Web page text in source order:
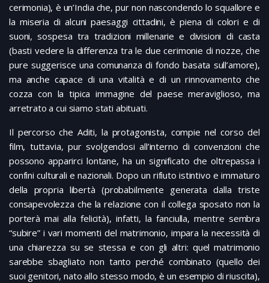
cerimonia), è un’India che, pur non nascondendo lo squallore e
la miseria di alcuni paesaggi cittadini, è piena di colori e di
suoni, sospesa tra tradizioni millenarie e divisioni di casta
(basti vedere la differenza tra le due cerimonie di nozze, che
pure suggerisce una comunanza di fondo basata sull’amore),
ma anche capace di una vitalità e di un rinnovamento che
cozza con la tipica immagine del paese meraviglioso, ma
arretrato a cui siamo stati abituati.
Il percorso che Aditi, la protagonista, compie nel corso del
film, tuttavia, pur svolgendosi all’interno di convenzioni che
possono apparirci lontane, ha un significato che oltrepassa i
confini culturali e nazionali. Dopo un rifiuto istintivo e immaturo
della propria libertà (probabilmente generata dalla triste
consapevolezza che la relazione con il collega sposato non la
porterà mai alla felicità), infatti, la fanciulla, mentre sembra
“subire” i vari momenti del matrimonio, impara la necessità di
una chiarezza su se stessa e con gli altri: quel matrimonio
sarebbe sbagliato non tanto perché combinato (quello dei
suoi genitori, nato allo stesso modo, è un esempio di riuscita),